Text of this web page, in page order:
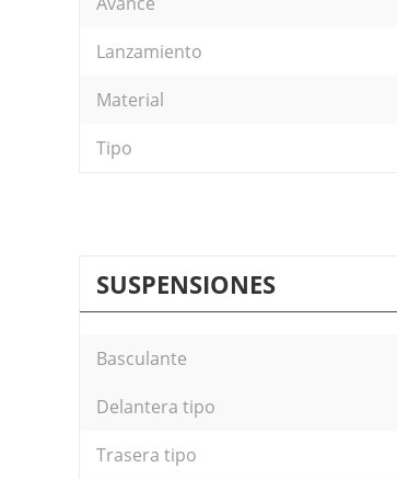
Lanzamiento
Material
Tipo
SUSPENSIONES
Basculante
Delantera tipo
Trasera tipo